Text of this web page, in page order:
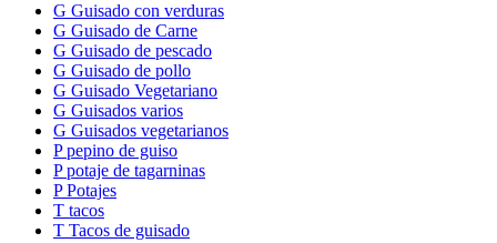
G Guisado con verduras
G Guisado de Carne
G Guisado de pescado
G Guisado de pollo
G Guisado Vegetariano
G Guisados varios
G Guisados vegetarianos
P pepino de guiso
P potaje de tagarninas
P Potajes
T tacos
T Tacos de guisado